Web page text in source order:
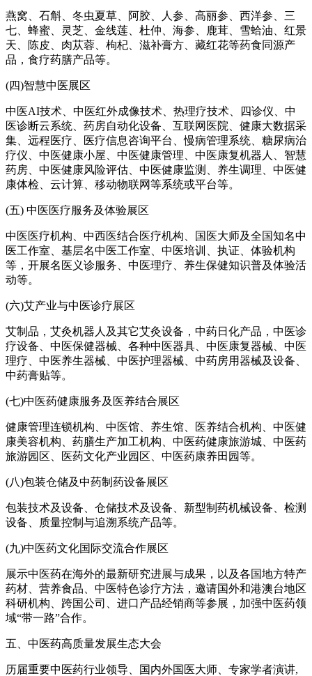
燕窝、石斛、冬虫夏草、阿胶、人参、高丽参、西洋参、三
七、蜂蜜、灵芝、金线莲、杜仲、海参、鹿茸、雪蛤油、红景
天、陈皮、肉苁蓉、枸杞、滋补膏方、藏红花等药食同源产
品，食疗药膳产品等。
(四)智慧中医展区
中医AI技术、中医红外成像技术、热理疗技术、四诊仪、中
医诊断云系统、药房自动化设备、互联网医院、健康大数据采
集、远程医疗、医疗信息咨询平台、慢病管理系统、糖尿病治
疗仪、中医健康小屋、中医健康管理、中医康复机器人、智慧
药房、中医健康风险评估、中医健康监测、养生调理、中医健
康体检、云计算、移动物联网等系统或平台等。
(五) 中医医疗服务及体验展区
中医医疗机构、中西医结合医疗机构、国医大师及全国知名中
医工作室、基层名中医工作室、中医培训、执证、体验机构
等，开展名医义诊服务、中医理疗、养生保健知识普及体验活
动等。
(六)艾产业与中医诊疗展区
艾制品，艾灸机器人及其它艾灸设备，中药日化产品，中医诊
疗设备、中医保健器械、各种中医器具、中医康复器械、中医
理疗、中医养生器械、中医护理器械、中药房用器械及设备、
中药膏贴等。
(七)中医药健康服务及医养结合展区
健康管理连锁机构、中医馆、养生馆、医养结合机构、中医健
康美容机构、药膳生产加工机构、中医药健康旅游城、中医药
旅游园区、医药文化产业园区、中医药康养田园等。
(八)包装仓储及中药制药设备展区
包装技术及设备、仓储技术及设备、新型制药机械设备、检测
设备、质量控制与追溯系统产品等。
(九)中医药文化国际交流合作展区
展示中医药在海外的最新研究进展与成果，以及各国地方特产
药材、营养食品、中医特色诊疗方法，邀请国外和港澳台地区
科研机构、跨国公司、进口产品经销商等参展，加强中医药领
域“带一路”合作。
五、中医药高质量发展生态大会
历届重要中医药行业领导、国内外国医大师、专家学者演讲,